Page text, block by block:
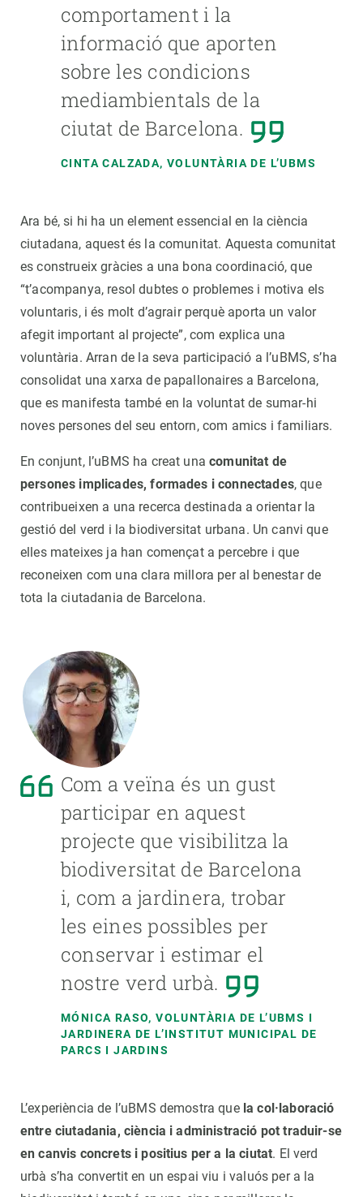
comportament i la
informació que aporten
sobre les condicions
mediambientals de la
ciutat de Barcelona.
CINTA CALZADA, VOLUNTÀRIA DE L’UBMS
Ara bé, si hi ha un element essencial en la ciència
ciutadana, aquest és la comunitat. Aquesta comunitat
es construeix gràcies a una bona coordinació, que
“t’acompanya, resol dubtes o problemes i motiva els
voluntaris, i és molt d’agrair perquè aporta un valor
afegit important al projecte”, com explica una
voluntària. Arran de la seva participació a l’uBMS, s’ha
consolidat una xarxa de papallonaires a Barcelona,
que es manifesta també en la voluntat de sumar-hi
noves persones del seu entorn, com amics i familiars.
En conjunt, l’uBMS ha creat unacomunitat de
persones implicades, formades i connectades, que
contribueixen a una recerca destinada a orientar la
gestió del verd i la biodiversitat urbana. Un canvi que
elles mateixes ja han començat a percebre i que
reconeixen com una clara millora per al benestar de
tota la ciutadania de Barcelona.
Com a veïna és un gust
participar en aquest
projecte que visibilitza la
biodiversitat de Barcelona
i, com a jardinera, trobar
les eines possibles per
conservar i estimar el
nostre verd urbà.
MÓNICA RASO, VOLUNTÀRIA DE L’UBMS I
JARDINERA DE L’INSTITUT MUNICIPAL DE
PARCS I JARDINS
L’experiència de l’uBMS demostra que la col·laboració
entre ciutadania, ciència i administració pot traduir-se
en canvis concrets i positius per a la ciutat. El verd
urbà s’ha convertit en un espai viu i valuós per a la